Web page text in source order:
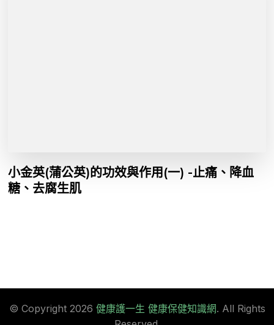
小金英(蒲公英)的功效與作用(一) -止痛、降血
糖、去腐生肌
© Copyright 2026 健康護一生 健康保健知識網. All Rights